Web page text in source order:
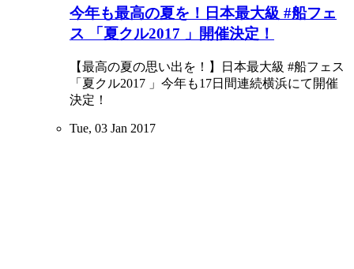
今年も最高の夏を！日本最大級 #船フェ
ス 「夏クル2017 」開催決定！
【最高の夏の思い出を！】日本最大級 #船フェス
「夏クル2017 」今年も17日間連続横浜にて開催
決定！
Tue, 03 Jan 2017